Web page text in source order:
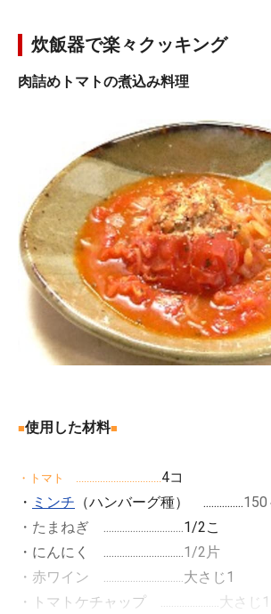
炊飯器で楽々クッキング
肉詰めトマトの煮込み料理
■使用した材料■
・トマト ................................4コ
・ ミンチ （ハンバーグ種） ...............150
・たまねぎ ..............................1/2こ
・にんにく ..............................1/2片
・赤ワイン ..............................大さじ1
・トマトケチャップ ......................大さじ1